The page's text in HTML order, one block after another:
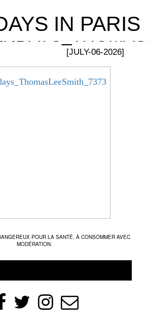
IN PARIS
[JULY-06-2026]
POUR LA SANTÉ. À CONSOMMER AVEC
MODÉRATION.